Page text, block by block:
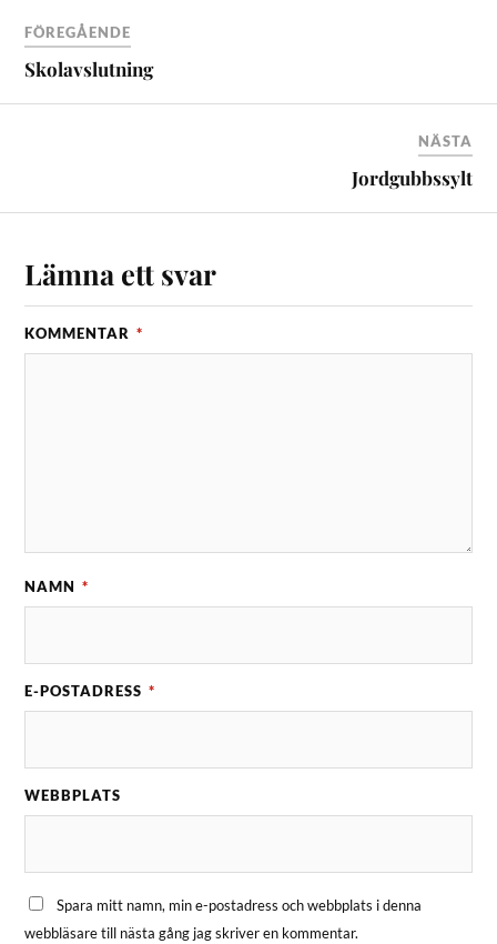
FÖREGÅENDE
Skolavslutning
NÄSTA
Jordgubbssylt
Lämna ett svar
KOMMENTAR *
NAMN *
E-POSTADRESS *
WEBBPLATS
Spara mitt namn, min e-postadress och webbplats i denna
webbläsare till nästa gång jag skriver en kommentar.